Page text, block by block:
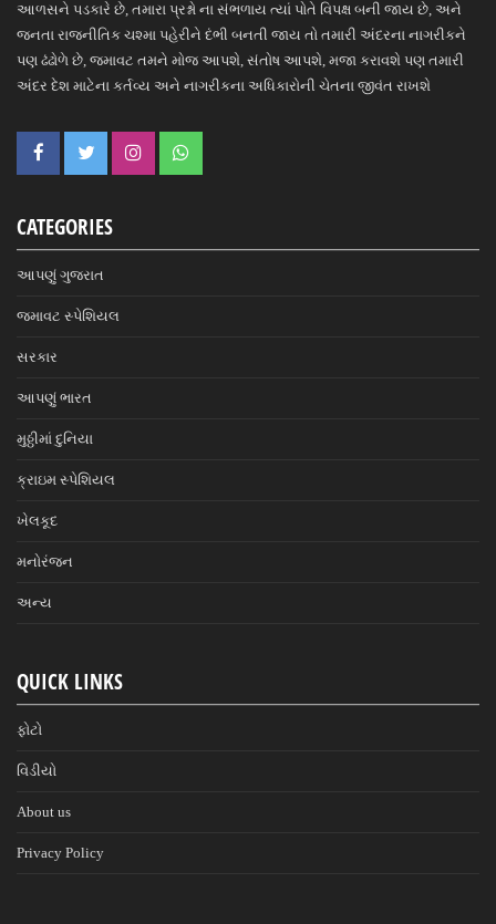
આળસને પડકારે છે, તમારા પ્રશ્નો ના સંભળાય ત્યાં પોતે વિપક્ષ બની જાય છે, અને
જનતા રાજનીતિક ચશ્મા પહેરીને દંભી બનતી જાય તો તમારી અંદરના નાગરીકને
પણ ઢંઢોળે છે, જમાવટ તમને મોજ આપશે, સંતોષ આપશે, મજા કરાવશે પણ તમારી
અંદર દેશ માટેના કર્તવ્ય અને નાગરીકના અધિકારોની ચેતના જીવંત રાખશે
CATEGORIES
આપણું ગુજરાત
જમાવટ સ્પેશિયલ
સરકાર
આપણું ભારત
મુઠ્ઠીમાં દુનિયા
ક્રાઇમ સ્પેશિયલ
ખેલકૂદ
મનોરંજન
અન્ય
QUICK LINKS
ફોટો
વિડીયો
About us
Privacy Policy